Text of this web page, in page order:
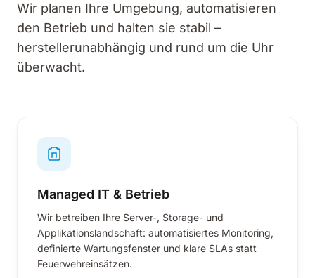
Wir planen Ihre Umgebung, automatisieren
den Betrieb und halten sie stabil –
herstellerunabhängig und rund um die Uhr
überwacht.
Managed IT & Betrieb
Wir betreiben Ihre Server-, Storage- und
Applikationslandschaft: automatisiertes Monitoring,
definierte Wartungsfenster und klare SLAs statt
Feuerwehreinsätzen.